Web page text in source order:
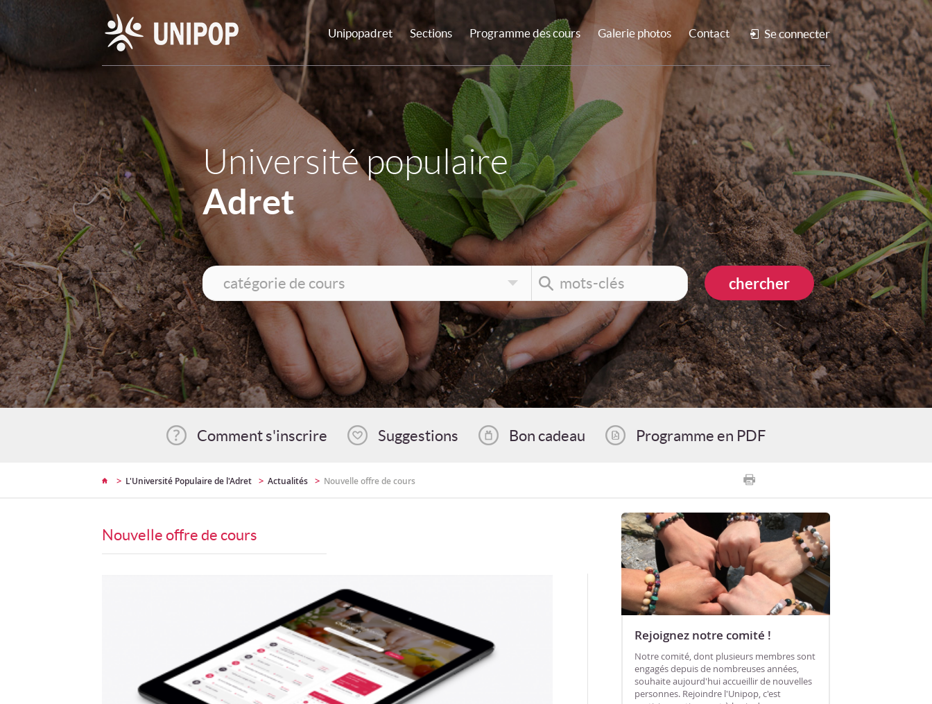
Unipopadret Sections Programme des cours Galerie photos Contact Se connecter
Université populaire
Adret
Comment s'inscrire Suggestions Bon cadeau Programme en PDF
> L'Université Populaire de l'Adret > Actualités > Nouvelle offre de cours
Nouvelle offre de cours
Rejoignez notre comité !
Notre comité, dont plusieurs membres sont
engagés depuis de nombreuses années,
souhaite aujourd'hui accueillir de nouvelles
personnes. Rejoindre l'Unipop, c'est